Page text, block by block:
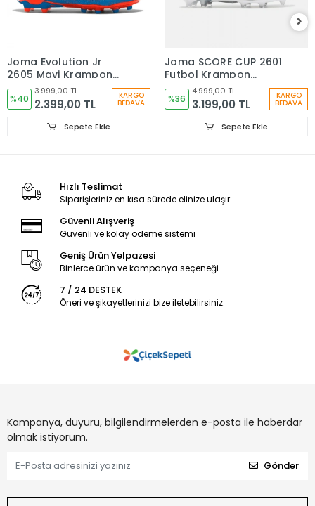
Joma Evolution Jr
2605 Mavi Krampon
EVJS2605FG
%40
3.999,00 TL
2.399,00 TL
KARGO
BEDAVA
Sepete Ekle
Joma SCORE CUP 2601
Futbol Krampon
Gümüş SCOS2612FG
%36
4.999,00 TL
3.199,00 TL
KARGO
BEDAVA
Sepete Ekle
Hızlı Teslimat
Siparişleriniz en kısa sürede elinize ulaşır.
Güvenli Alışveriş
Güvenli ve kolay ödeme sistemi
Geniş Ürün Yelpazesi
Binlerce ürün ve kampanya seçeneği
7 / 24 DESTEK
Öneri ve şikayetlerinizi bize iletebilirsiniz.
Kampanya, duyuru, bilgilendirmelerden e-posta ile haberdar
olmak istiyorum.
Gönder